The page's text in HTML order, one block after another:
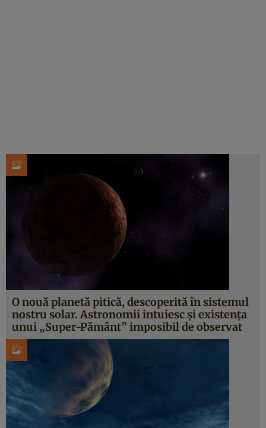
O nouă planetă pitică, descoperită în sistemul
nostru solar. Astronomii intuiesc şi existenţa
unui „Super-Pământ” imposibil de observat